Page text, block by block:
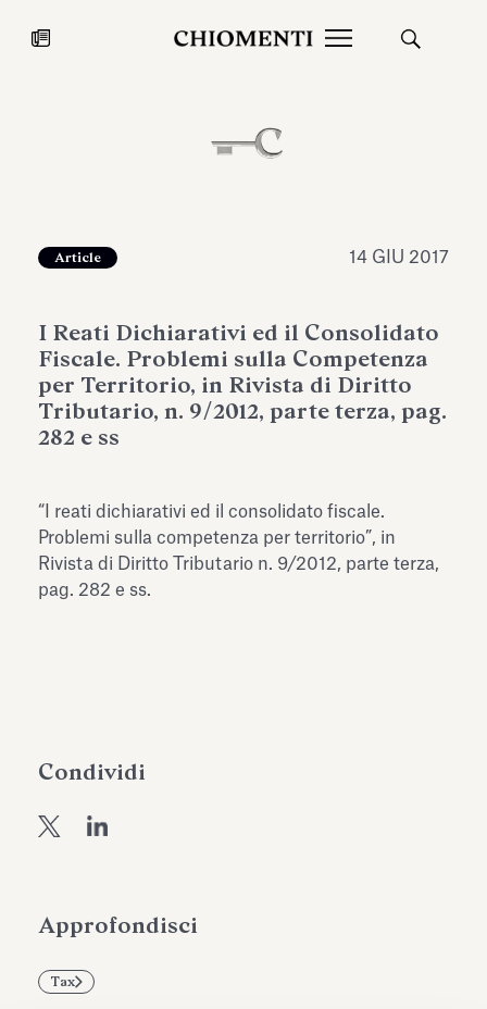
27 LUG 2026
Fondazione Torlonia inaugura la
dell’Antiquarium di Villa Albani
Torlonia
Leggi tutto
Approfondisci
Tax
Article 14 GIU 2017
I Reati Dichiarativi ed il Consolidato
Fiscale. Problemi sulla Competenza
per Territorio, in Rivista di Diritto
Tributario, n. 9/2012, parte terza, pag.
282 e ss
“I reati dichiarativi ed il consolidato fiscale.
Problemi sulla competenza per territorio”, in
Rivista di Diritto Tributario n. 9/2012, parte terza,
pag. 282 e ss.
Condividi